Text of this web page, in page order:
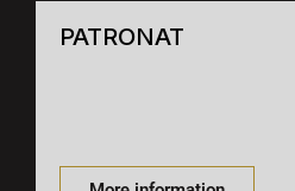
PATRONAT